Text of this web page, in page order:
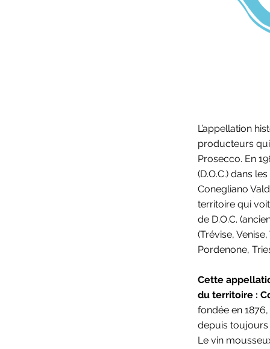
L’appellation
producteurs
Prosecco. En
(D.O.C.) dans
Conegliano
territoire qui
de D.O.C.
(Trévise,
Pordenone,
Cette
du territoire :
fondée en
depuis toujours
Le vin